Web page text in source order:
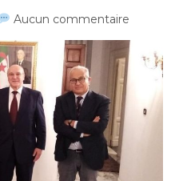
Aucun commentaire